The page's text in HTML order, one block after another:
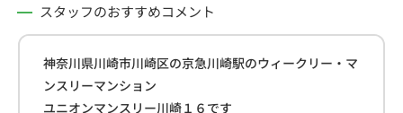
スタッフのおすすめコメント
神奈川県川崎市川崎区の京急川崎駅のウィークリー・マ
ンスリーマンション
ユニオンマンスリー川崎１６です